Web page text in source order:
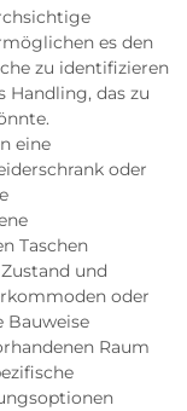
es den
zu identifizieren
Handling, das zu
eine
oder
Taschen
und
oder
Bauweise
Raum